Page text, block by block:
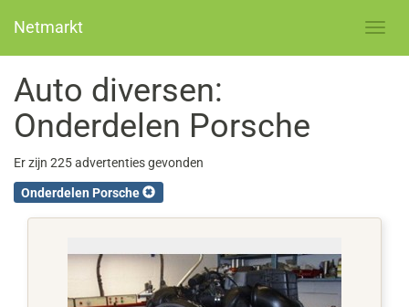
Netmarkt
Auto diversen:
Onderdelen Porsche
Er zijn 225 advertenties gevonden
Onderdelen Porsche